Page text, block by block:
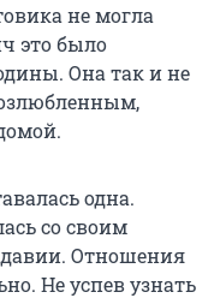
не могла
это было
Она так и не
одна.
со своим
Отношения
Не успев узнать